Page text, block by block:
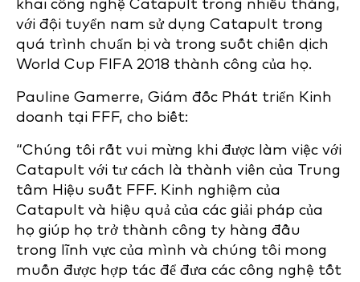
khai công nghệ Catapult trong nhiều tháng,
với đội tuyển nam sử dụng Catapult trong
quá trình chuẩn bị và trong suốt chiến dịch
World Cup FIFA 2018 thành công của họ.
Pauline Gamerre, Giám đốc Phát triển Kinh
doanh tại FFF, cho biết:
“Chúng tôi rất vui mừng khi được làm việc với
Catapult với tư cách là thành viên của Trung
tâm Hiệu suất FFF. Kinh nghiệm của
Catapult và hiệu quả của các giải pháp của
họ giúp họ trở thành công ty hàng đầu
trong lĩnh vực của mình và chúng tôi mong
muốn được hợp tác để đưa các công nghệ tốt